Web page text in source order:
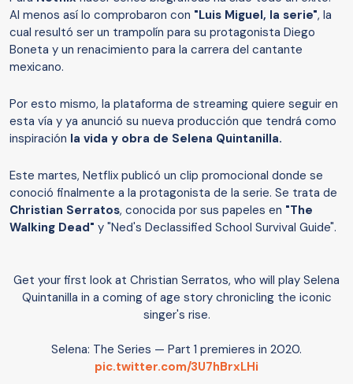
Al menos así lo comprobaron con "Luis Miguel, la serie", la
cual resultó ser un trampolín para su protagonista Diego
Boneta y un renacimiento para la carrera del cantante
mexicano.
Por esto mismo, la plataforma de streaming quiere seguir en
esta vía y ya anunció su nueva producción que tendrá como
inspiración la vida y obra de Selena Quintanilla.
Este martes, Netflix publicó un clip promocional donde se
conoció finalmente a la protagonista de la serie. Se trata de
Christian Serratos, conocida por sus papeles en "The
Walking Dead" y "Ned's Declassified School Survival Guide".
Get your first look at Christian Serratos, who will play Selena
Quintanilla in a coming of age story chronicling the iconic
singer's rise.
Selena: The Series — Part 1 premieres in 2020.
pic.twitter.com/3U7hBrxLHi